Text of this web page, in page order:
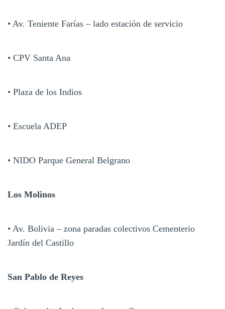
• Av. Teniente Farías – lado estación de servicio
• CPV Santa Ana
• Plaza de los Indios
• Escuela ADEP
• NIDO Parque General Belgrano
Los Molinos
• Av. Bolivia – zona paradas colectivos Cementerio
Jardín del Castillo
San Pablo de Reyes